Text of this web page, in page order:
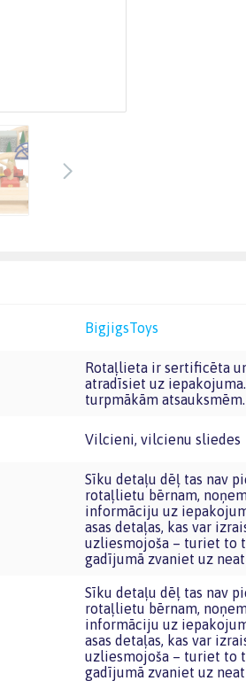
BigjigsToys
Rotaļlieta ir sertificēta un atbilst Eiropas Savienības rotaļlietu prasībām. CE marķējumu
atradīsiet uz
turpmākām
Vilcieni, vilcienu sliedes
Sīku detaļu dēļ tas nav piemērots bērniem līdz trīs gadu vecumam. Pirms nododat šo
rotaļlietu bērnam,
informāciju uz
asas detaļas, kas var
uzliesmojoša – turiet to
gadījumā zvaniet uz
Sīku detaļu dēļ tas nav piemērots bērniem līdz trīs gadu vecumam. Pirms nododat šo
rotaļlietu bērnam,
informāciju uz
asas detaļas, kas var
uzliesmojoša – turiet to
gadījumā zvaniet uz